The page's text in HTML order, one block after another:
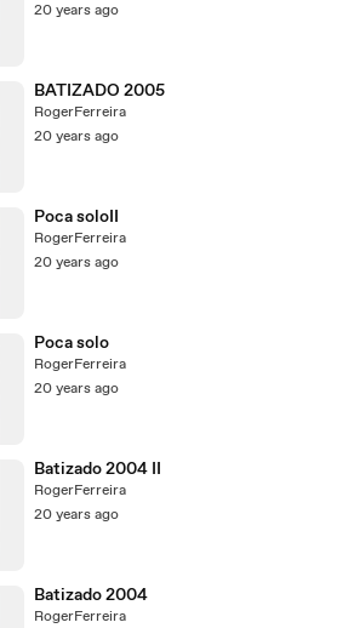
20 years ago
BATIZADO 2005
RogerFerreira
20 years ago
Poca soloII
RogerFerreira
20 years ago
Poca solo
RogerFerreira
20 years ago
Batizado 2004 II
RogerFerreira
20 years ago
Batizado 2004
RogerFerreira